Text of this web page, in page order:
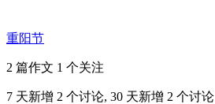
重阳节
2 篇作文 1 个关注
7 天新增 2 个讨论, 30 天新增 2 个讨论